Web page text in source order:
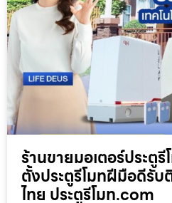
ร้านขายมอเตอร์ประตูรี
ตั้งประตูรีโมทฝีมือดีรับ
ไทย ประตูรีโมท.com